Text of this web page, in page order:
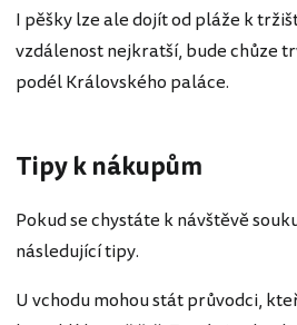
I pěšky lze ale dojít od pláže k
vzdálenost nejkratší, bude chůze
podél Královského paláce.
Tipy k nákupům
Pokud se chystáte k návštěvě
následující tipy.
U vchodu mohou stát průvodci,